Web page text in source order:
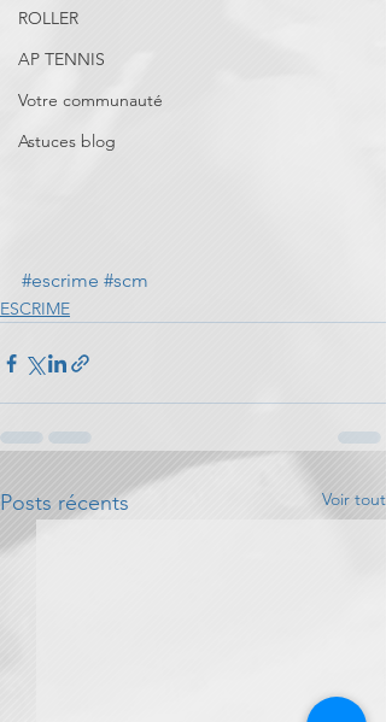
ROLLER
AP TENNIS
Votre communauté
Astuces blog
#escrime #scm
ESCRIME
Posts récents Voir tout